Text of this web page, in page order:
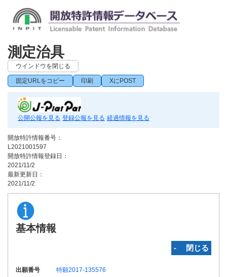
測定治具
ウインドウを閉じる
固定URLをコピー 印刷 XにPOST
公開公報を見る 登録公報を見る 経過情報を見る
開放特許情報番号：
L2021001597
開放特許情報登録日：
2021/11/2
最新更新日：
2021/11/2
基本情報
‐ 閉じる
出願番号
特願2017-135576